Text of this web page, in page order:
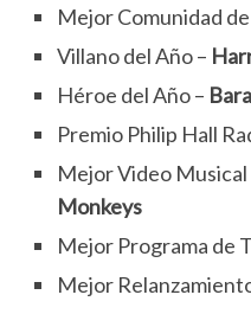
Mejor Comunidad de
Villano del Año –
Héroe del Año –
Premio Philip Hall
Mejor Video Musical
Monkeys
Mejor Programa de
Mejor